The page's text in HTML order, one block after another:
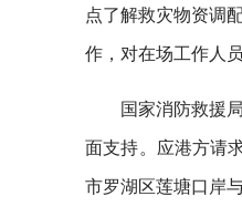
点了解救灾物资调
作，对在场工作人
国家消防救援
面支持。应港方请
市罗湖区莲塘口岸